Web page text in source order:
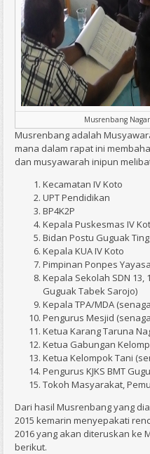
Musrenbang
Musrenbang adalah
mana dalam rapat ini
dan musyawarah inipun
Kecamatan IV Koto
UPT Pendidikan
BP4K2P
Kepala Puskesmas IV
Bidan Postu Guguak
Kepala KUA IV Koto
Pimpinan Ponpes
Kepala Sekolah SDN 13,
Guguak Tabek Sarojo)
Kepala TPA/MDA
Pengurus Mesjid
Ketua Karang Taruna
Ketua Gabungan
Ketua Kelompok Tani
Pengurus KJKS BMT
Tokoh Masyarakat,
Dari hasil Musrenbang yang
2015 kemarin menyepakati
2016 yang akan diteruskan ke
berikut.